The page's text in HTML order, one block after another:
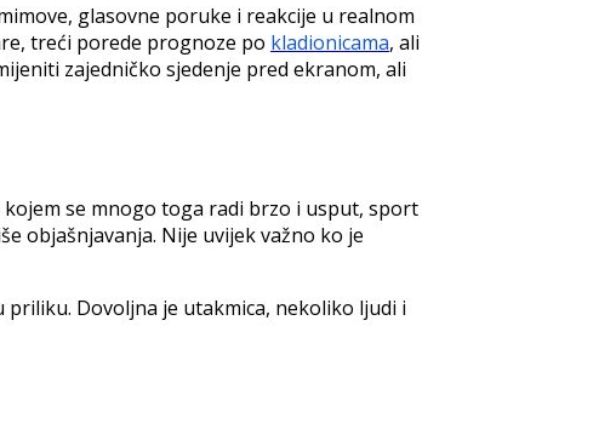
glasovne poruke i reakcije u realnom
treći porede prognoze po kladionicama, ali
zajedničko sjedenje pred ekranom, ali
se mnogo toga radi brzo i usput, sport
objašnjavanja. Nije uvijek važno ko je
Dovoljna je utakmica, nekoliko ljudi i